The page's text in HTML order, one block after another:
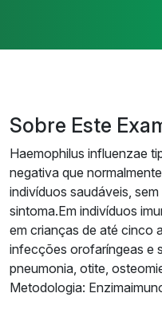
Sobre Este
Haemophilus influenzae
negativa que
indivíduos saudáveis,
sintoma.Em indivíduos
em crianças de até cinco
infecções orofaríngeas e
pneumonia, otite,
Metodologia: